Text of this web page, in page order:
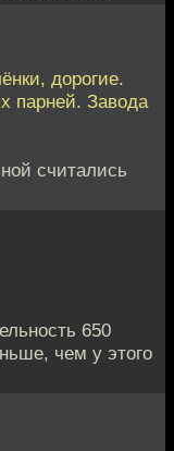
дорогие.
парней. Завода
считались
650
чем у этого